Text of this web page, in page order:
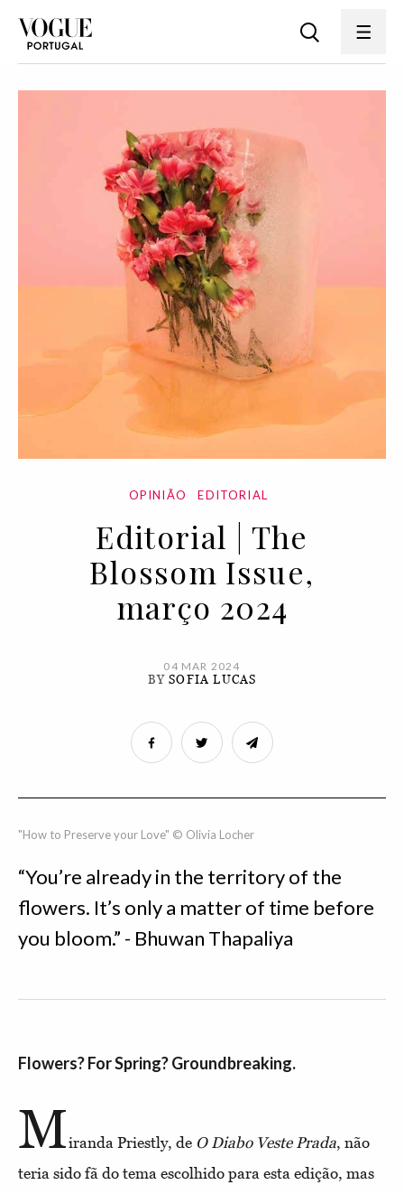
OPINIÃO EDITORIAL
Editorial | The
Blossom Issue,
março 2024
04 MAR 2024
BYSOFIA LUCAS
"How to Preserve your Love" © Olivia Locher
“You’re already in the territory of the
flowers. It’s only a matter of time before
you bloom.” - Bhuwan Thapaliya
Flowers? For Spring? Groundbreaking.
Miranda Priestly, de O Diabo Veste Prada, não
teria sido fã do tema escolhido para esta edição, mas